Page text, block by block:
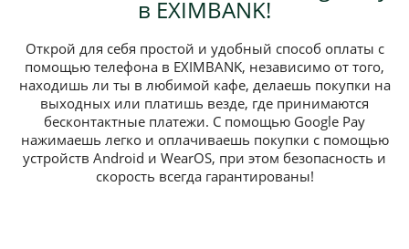
в EXIMBANK!
Открой для себя простой и удобный способ оплаты с
помощью телефона в EXIMBANK, независимо от того,
находишь ли ты в любимой кафе, делаешь покупки на
выходных или платишь везде, где принимаются
бесконтактные платежи. С помощью Google Pay
нажимаешь легко и оплачиваешь покупки с помощью
устройств Android и WearOS, при этом безопасность и
скорость всегда гарантированы!